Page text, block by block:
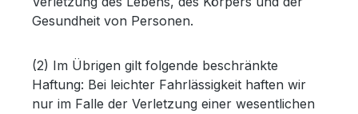
Gesundheit von Personen.
(2) Im Übrigen gilt folgende beschränkte
Haftung: Bei leichter Fahrlässigkeit haften wir
nur im Falle der Verletzung einer wesentlichen